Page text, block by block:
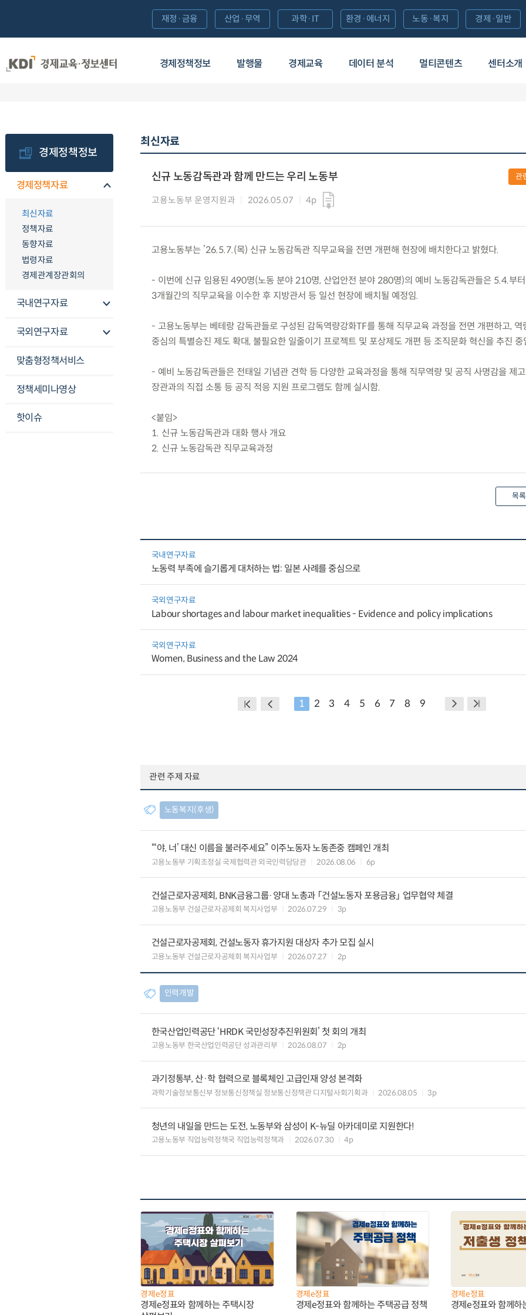
경제정책정보 발행물 경제교육 데이터 분석 멀티콘텐츠 센터소개
재정·금융 산업·무역 과학·IT 환경·에너지 노동·복지 경제·일반
경제정책정보
경제정책자료
최신자료
정책자료
동향자료
법령자료
경제관계장관회의
국내연구자료
국외연구자료
맞춤형정책서비스
정책세미나영상
핫이슈
최신자료
신규 노동감독관과 함께 만드는 우리 노동부
고용노동부 운영지원과 2026.05.07 4p
관
고용노동부는 ’26.5.7.(목) 신규 노동감독관 직무교육을 전면 개편해 현장에 배치한다고 밝혔다.
- 이번에 신규 임용된 490명(노동 분야 210명, 산업안전 분야 280명)의 예비 노동감독관들은 5.4.부
3개월간의 직무교육을 이수한 후 지방관서 등 일선 현장에 배치될 예정임.
- 고용노동부는 베테랑 감독관들로 구성된 감독역량강화TF를 통해 직무교육 과정을 전면 개편하고, 역
중심의 특별승진 제도 확대, 불필요한 일줄이기 프로젝트 및 포상제도 개편 등 조직문화 혁신을 추진 중
- 예비 노동감독관들은 전태일 기념관 견학 등 다양한 교육과정을 통해 직무역량 및 공직 사명감을 제
장관과의 직접 소통 등 공직 적응 지원 프로그램도 함께 실시함.
<붙임>
1. 신규 노동감독관과 대화 행사 개요
2. 신규 노동감독관 직무교육과정
목록
국내연구자료
노동력 부족에 슬기롭게 대처하는 법: 일본 사례를 중심으로
국외연구자료
Labour shortages and labour market inequalities - Evidence and policy implications
국외연구자료
Women, Business and the Law 2024
1 2 3 4 5 6 7 8 9
관련 주제 자료
노동복지(후생)
“‘야, 너’ 대신 이름을 불러주세요” 이주노동자 노동존중 캠페인 개최
고용노동부 기획조정실 국제협력관 외국인력담당관 2026.08.06 6p
건설근로자공제회, BNK금융그룹·양대 노총과 「건설노동자 포용금융」 업무협약 체결
고용노동부 건설근로자공제회 복지사업부 2026.07.29 3p
건설근로자공제회, 건설노동자 휴가지원 대상자 추가 모집 실시
고용노동부 건설근로자공제회 복지사업부 2026.07.27 2p
인력개발
한국산업인력공단 ‘HRDK 국민성장추진위원회’ 첫 회의 개최
고용노동부 한국산업인력공단 성과관리부 2026.08.07 2p
과기정통부, 산·학 협력으로 블록체인 고급인재 양성 본격화
과학기술정보통신부 정보통신정책실 정보통신정책관 디지털사회기획과 2026.08.05 3p
청년의 내일을 만드는 도전, 노동부와 삼성이 K-뉴딜 아카데미로 지원한다!
고용노동부 직업능력정책국 직업능력정책과 2026.07.30 4p
경제e정표
경제e정표와 함께하는 주택시장
경제e정표
경제e정표와 함께하는 주택공급 정책
경제e정표
경제e정표와 함께하